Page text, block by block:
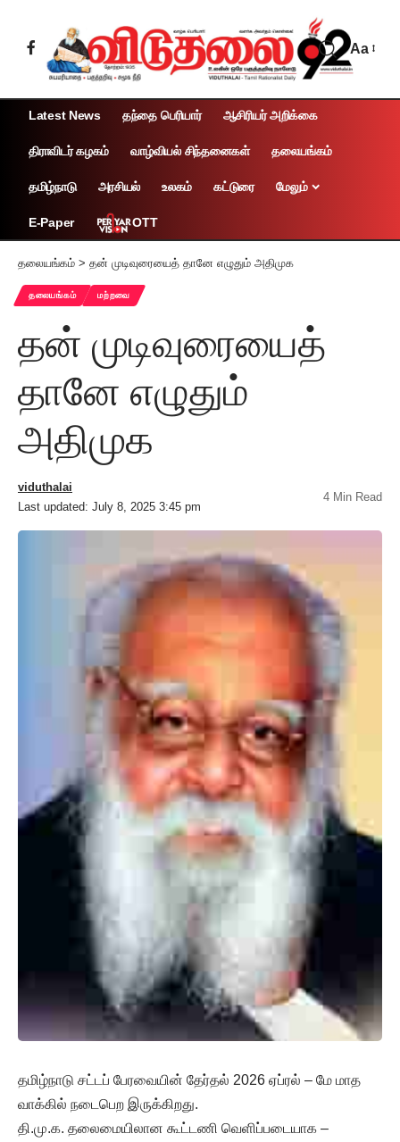
Aa
Latest News தந்தை பெரியார் ஆசிரியர் அறிக்கை
திராவிடர் கழகம் வாழ்வியல் சிந்தனைகள் தலையங்கம்
தமிழ்நாடு அரசியல் உலகம் கட்டுரை மேலும்
E-Paper OTT
தலையங்கம் > தன் முடிவுரையைத் தானே எழுதும் அதிமுக
தலையங்கம் மற்றவை
தன் முடிவுரையைத்
தானே எழுதும்
அதிமுக
Last updated: July 8, 2025 3:45 pm
viduthalai
4 Min Read
தமிழ்நாடு சட்டப் பேரவையின் தேர்தல் 2026 ஏப்ரல் – மே மாத
வாக்கில் நடைபெற இருக்கிறது.
தி.மு.க. தலைமையிலான கூட்டணி வெளிப்படையாக –